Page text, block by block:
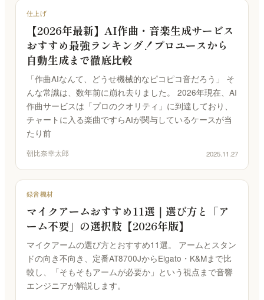
仕上げ
【2026年最新】AI作曲・音楽生成サービス
おすすめ最強ランキング！プロユースから
自動生成まで徹底比較
「作曲AIなんて、どうせ機械的なピコピコ音だろう」 そ
んな常識は、数年前に崩れ去りました。 2026年現在、AI
作曲サービスは「プロのクオリティ」に到達しており、
チャートに入る楽曲ですらAIが関与しているケースが当
たり前
朝比奈幸太郎 2025.11.27
録音機材
マイクアームおすすめ11選｜選び方と「ア
ーム不要」の選択肢【2026年版】
マイクアームの選び方とおすすめ11選。 アームとスタン
ドの向き不向き、定番AT8700JからElgato・K&Mまで比
較し、「そもそもアームが必要か」という視点まで音響
エンジニアが解説します。